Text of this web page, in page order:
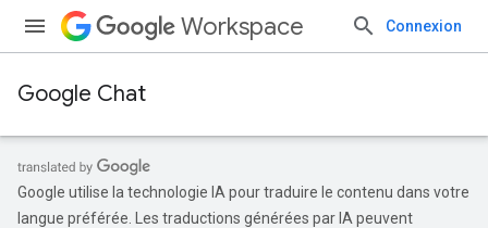
Workspace Connexion
Google Chat
Google utilise la technologie IA pour traduire le contenu dans votre
langue préférée. Les traductions générées par IA peuvent